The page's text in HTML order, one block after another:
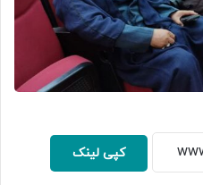
کپی لینک